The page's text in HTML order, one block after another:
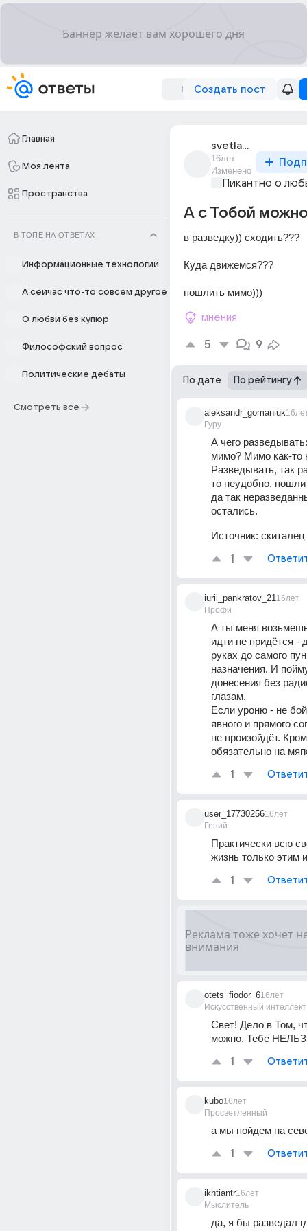
Создать пост
Главная
Моя лента
Пространства
В ТОПЕ НА ОТВЕТАХ
Информационные технологии
А сейчас что-то совсем другое
О любви без купюр
Философский вопрос
Политические дебаты
Смотреть все
svetlana_oooooo
16лет
Изменено
Пикантно о
А с Тобой
в разведку)) сходить???
Куда движемся???
пошлить мимо)))
мнения
5 9
По дате По рейтингу
aleksandr_gomaniuk
Гуру
А чего
мимо? Мимо как-то
Разведывать, так
то неудобно, пошли
да так
остались.
Источник: скиталец
1
iurii_pankratov_21
Профи
16лет
А ты меня
идти не придётся -
руках до самого
назначения. И
донесения без
глазам.
Если уроню - не
явного и прямого
не произойдёт.
обязательно на
1
user_17730256
Гений
16лет
Практически всю
жизнь только этим
1
otets_fiodor_6
Искусственный интеллект
16лет
Свет! Дело в Том,
можно, Тебе
1
kubo
Просветленный
16лет
а мы пойдем на
1
ikhtiantr
Мыслитель
16лет
да, я бы разведал